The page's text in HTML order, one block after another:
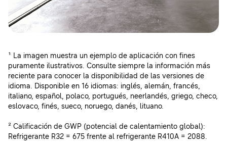
¹ La imagen muestra un ejemplo de aplicación con fines
puramente ilustrativos. Consulte siempre la información más
reciente para conocer la disponibilidad de las versiones de
idioma. Disponible en 16 idiomas: inglés, alemán, francés,
italiano, español, polaco, portugués, neerlandés, griego, checo,
eslovaco, finés, sueco, noruego, danés, lituano.
² Calificación de GWP (potencial de calentamiento global):
Refrigerante R32 = 675 frente al refrigerante R410A = 2088.